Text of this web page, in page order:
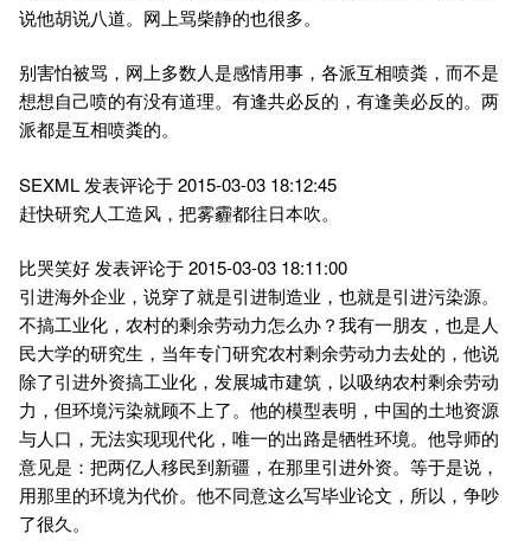
说他胡说八道。网上骂柴静的也很多。
别害怕被骂，网上多数人是感情用事，各派互相喷粪，而不是
想想自己喷的有没有道理。有逢共必反的，有逢美必反的。两
派都是互相喷粪的。
SEXML 发表评论于 2015-03-03 18:12:45
赶快研究人工造风，把雾霾都往日本吹。
比哭笑好 发表评论于 2015-03-03 18:11:00
引进海外企业，说穿了就是引进制造业，也就是引进污染源。
不搞工业化，农村的剩余劳动力怎么办？我有一朋友，也是人
民大学的研究生，当年专门研究农村剩余劳动力去处的，他说
除了引进外资搞工业化，发展城市建筑，以吸纳农村剩余劳动
力，但环境污染就顾不上了。他的模型表明，中国的土地资源
与人口，无法实现现代化，唯一的出路是牺牲环境。他导师的
意见是：把两亿人移民到新疆，在那里引进外资。等于是说，
用那里的环境为代价。他不同意这么写毕业论文，所以，争吵
了很久。